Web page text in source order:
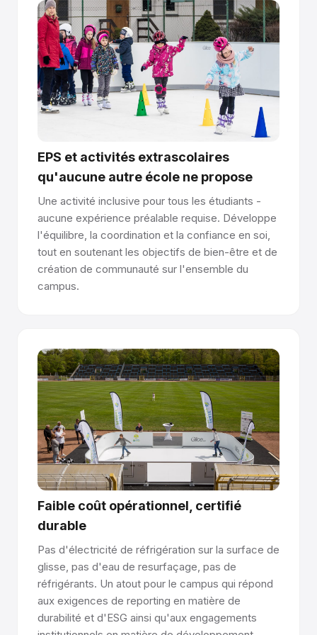
Les panneaux frittés libèrent un lubrifiant frais lorsque les
lames créent des micro-rayures - plus vous patinez,
meilleure est la glisse.
Connexion par languette et rainure
Les panneaux s'emboîtent comme un parquet – des joints
usinés avec précision créent une surface sans raccord.
Les joints sont 100 % affleurants et indétectables sous les
pieds.
Installez n'importe où, aucun permis requis.
Les panneaux se posent directement sur le béton,
l'asphalte, le revêtement de sol sportif ou le revêtement
de sol événementiel. Pas d'ancrage, pas de perçage, pas
de permis de construire. Les panneaux Premium durent 10
patinoire pour aider votre équipe à exploiter et entretenir
la patinoire, afin de garantir une qualité de surface durable
et une expérience de patinage de premier ordre.
Vous avez des questions sur le fonctionnement
de la glace synthétique ? Parlez à notre équipe
→
EPS et activités extrascolaires
qu'aucune autre école ne propose
Une activité inclusive pour tous les étudiants -
aucune expérience préalable requise. Développe
l'équilibre, la coordination et la confiance en soi,
tout en soutenant les objectifs de bien-être et de
création de communauté sur l'ensemble du
campus.
Faible coût opérationnel, certifié
durable
Pas d'électricité de réfrigération sur la surface de
glisse, pas d'eau de resurfaçage, pas de
réfrigérants. Un atout pour le campus qui répond
aux exigences de reporting en matière de
durabilité et d'ESG ainsi qu'aux engagements